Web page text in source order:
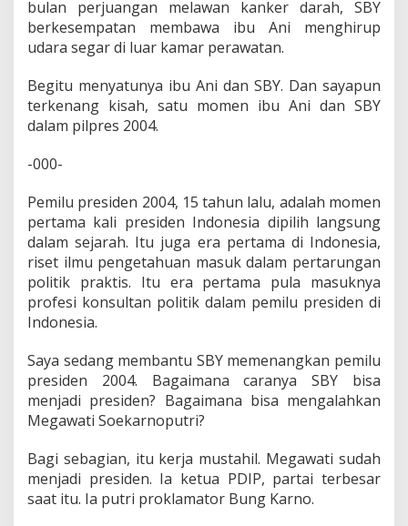
l
r
s
2
0
bulan perjuangan melawan kanker darah, SBY
berkesempatan membawa ibu Ani menghirup
udara segar di luar kamar perawatan.
Begitu menyatunya ibu Ani dan SBY. Dan sayapun
terkenang kisah, satu momen ibu Ani dan SBY
dalam pilpres 2004.
-000-
Pemilu presiden 2004, 15 tahun lalu, adalah momen
pertama kali presiden Indonesia dipilih langsung
dalam sejarah. Itu juga era pertama di Indonesia,
riset ilmu pengetahuan masuk dalam pertarungan
politik praktis. Itu era pertama pula masuknya
profesi konsultan politik dalam pemilu presiden di
Indonesia.
Saya sedang membantu SBY memenangkan pemilu
presiden 2004. Bagaimana caranya SBY bisa
menjadi presiden? Bagaimana bisa mengalahkan
Megawati Soekarnoputri?
Bagi sebagian, itu kerja mustahil. Megawati sudah
menjadi presiden. Ia ketua PDIP, partai terbesar
saat itu. Ia putri proklamator Bung Karno.